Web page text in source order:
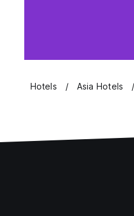
Hotels Asia Hotels